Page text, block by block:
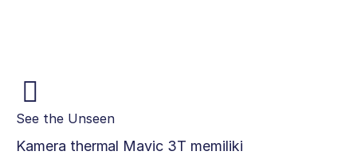
See the Unseen
Kamera thermal Mavic 3T memiliki